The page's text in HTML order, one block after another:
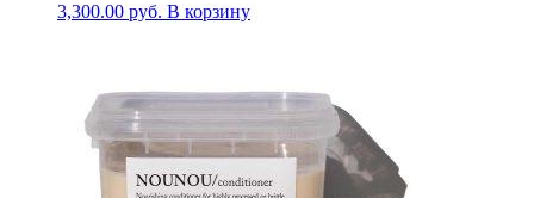
3,300.00 руб. В корзину